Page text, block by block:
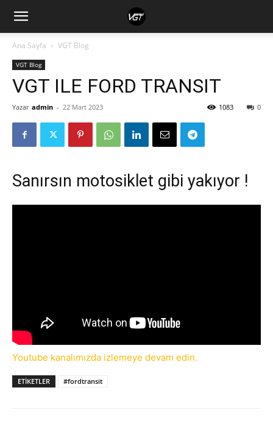
Ana Sayfa VGT Blog
VGT Blog
VGT ILE FORD TRANSIT
Yazar admin - 22 Mart 2023 0
1083
Sanırsın motosiklet gibi yakıyor !
Youtube kanalımızda izlemeye devam edin.
ETIKETLER #fordtransit